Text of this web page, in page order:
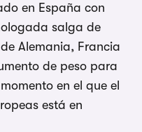
en España con
salga de
Alemania, Francia
de peso para
en el que el
está en